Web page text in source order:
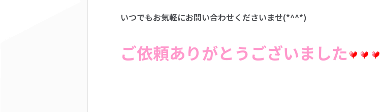
いつでもお気軽にお問い合わせくださいませ(*^^*)
ご依頼ありがとうございました